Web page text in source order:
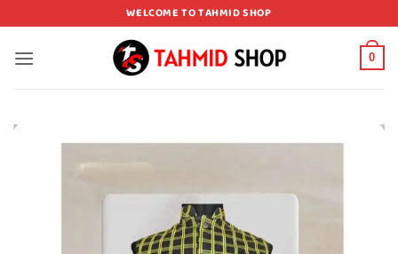
to
content
WELCOME TO TAHMID SHOP
0